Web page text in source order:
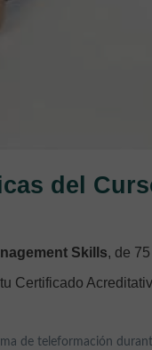
del
Skills, de
Certificado
de teleformación